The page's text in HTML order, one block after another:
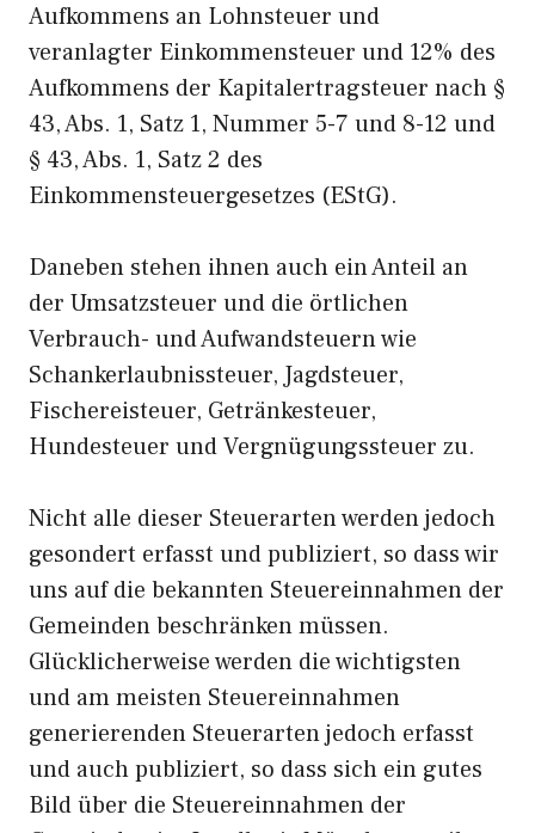
Aufkommens an Lohnsteuer und
veranlagter Einkommensteuer und 12% des
Aufkommens der Kapitalertragsteuer nach §
43, Abs. 1, Satz 1, Nummer 5-7 und 8-12 und
§ 43, Abs. 1, Satz 2 des
Einkommensteuergesetzes (EStG).
Daneben stehen ihnen auch ein Anteil an
der Umsatzsteuer und die örtlichen
Verbrauch- und Aufwandsteuern wie
Schankerlaubnissteuer, Jagdsteuer,
Fischereisteuer, Getränkesteuer,
Hundesteuer und Vergnügungssteuer zu.
Nicht alle dieser Steuerarten werden jedoch
gesondert erfasst und publiziert, so dass wir
uns auf die bekannten Steuereinnahmen der
Gemeinden beschränken müssen.
Glücklicherweise werden die wichtigsten
und am meisten Steuereinnahmen
generierenden Steuerarten jedoch erfasst
und auch publiziert, so dass sich ein gutes
Bild über die Steuereinnahmen der